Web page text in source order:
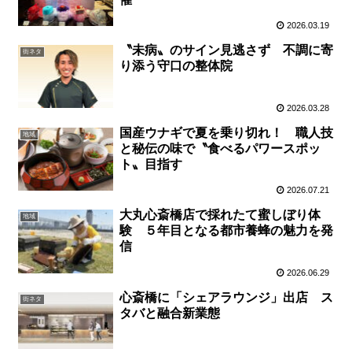
2026.03.19
街ネタ
〝未病〟のサイン見逃さず 不調に寄
り添う守口の整体院
2026.03.28
地域
国産ウナギで夏を乗り切れ！ 職人技
と秘伝の味で〝食べるパワースポッ
ト〟目指す
2026.07.21
地域
大丸心斎橋店で採れたて蜜しぼり体
験 ５年目となる都市養蜂の魅力を発
信
2026.06.29
街ネタ
心斎橋に「シェアラウンジ」出店 ス
タバと融合新業態